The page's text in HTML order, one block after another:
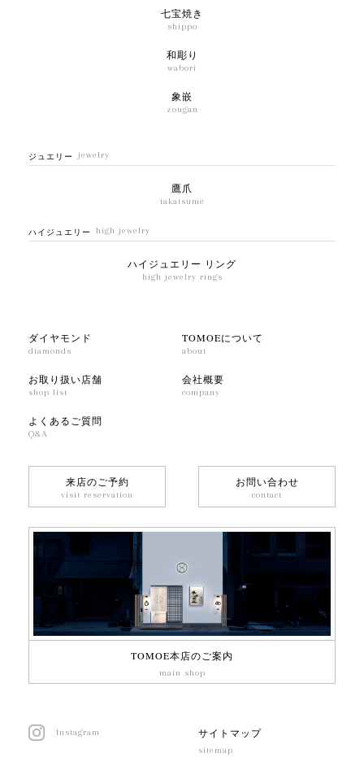
七宝焼き
shippo
和彫り
wabori
象嵌
zougan
ジュエリー jewelry
鷹爪
takatsume
ハイジュエリー high jewelry
ハイジュエリー リング
high jewelry rings
ダイヤモンド
diamonds
TOMOEについて
about
お取り扱い店舗
shop list
会社概要
company
よくあるご質問
Q&A
来店のご予約
visit reservation
お問い合わせ
contact
TOMOE本店のご案内
main shop
Instagram サイトマップ
sitemap